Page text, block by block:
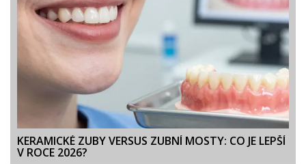
KERAMICKÉ ZUBY VERSUS ZUBNÍ MOSTY: CO JE LEPŠÍ
V ROCE 2026?